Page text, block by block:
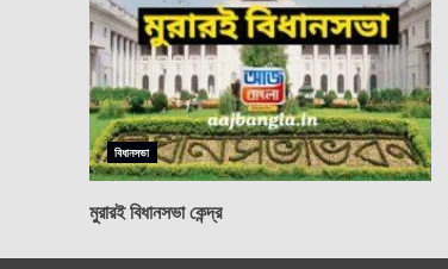
বিধানসভা
মুরারই বিধানসভা কেন্দ্র